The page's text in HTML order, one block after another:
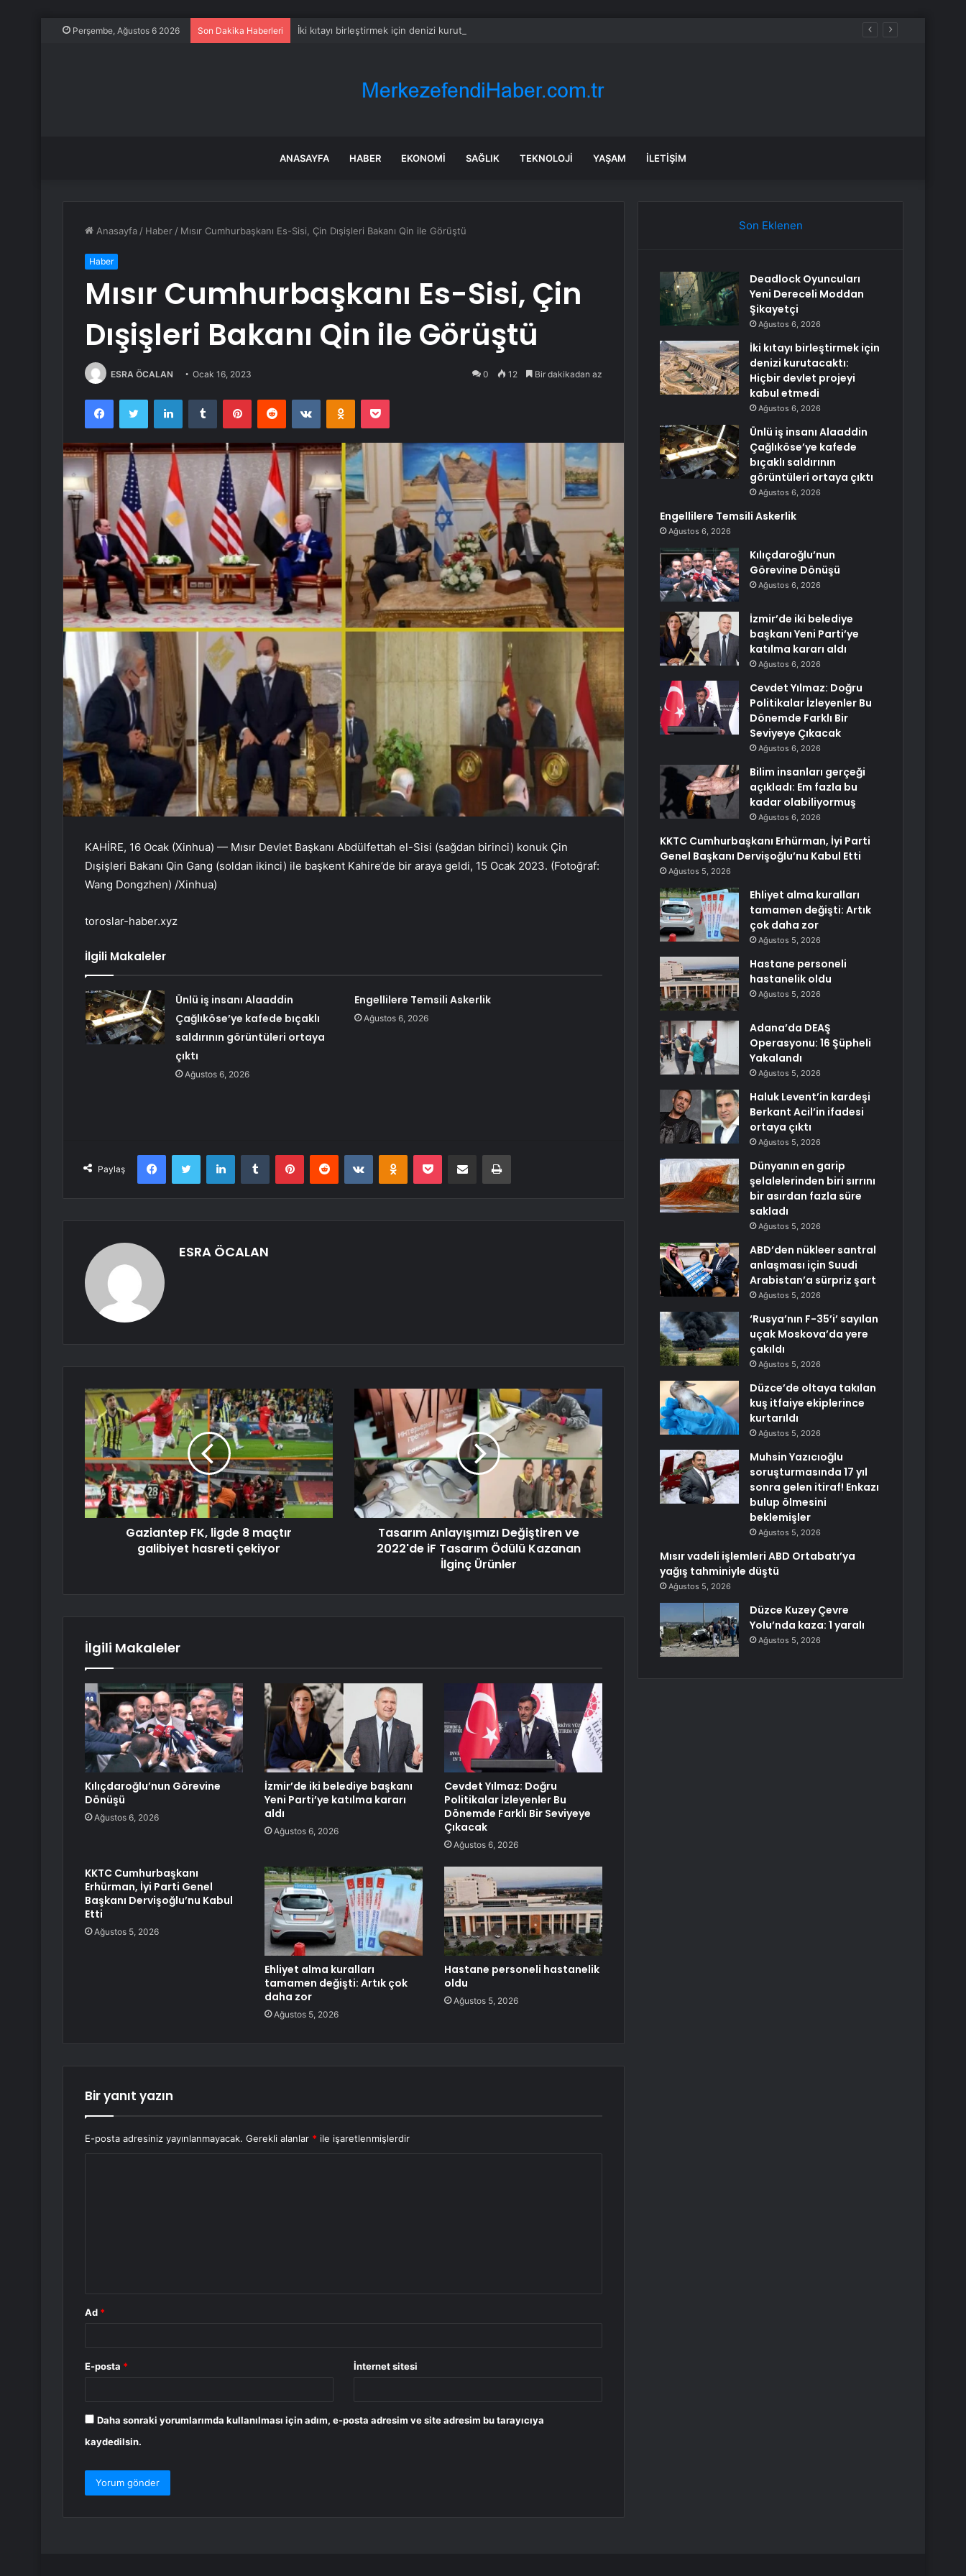
Perşembe, Ağustos 6 2026 Son Dakika Haberleri İki kıtayı birleştirmek için denizi kurutacaktı: Hiçbir devlet projeyi kabul etmedi
ANASAYFA HABER EKONOMI SAĞLIK TEKNOLOJI YAŞAM İLETIŞIM
Anasayfa / Haber / Mısır Cumhurbaşkanı Es-Sisi, Çin Dışişleri Bakanı Qin ile Görüştü
Haber
Mısır Cumhurbaşkanı Es-Sisi, Çin
Dışişleri Bakanı Qin ile Görüştü
ESRA ÖCALAN Ocak 16, 2023 0 12 Bir dakikadan az
FacebookTwitter LinkedInTumblr PinterestReddit VKontakteOdnoklassniki
Pocket
KAHİRE, 16 Ocak (Xinhua) — Mısır Devlet Başkanı Abdülfettah el-Sisi (sağdan birinci) konuk Çin
Dışişleri Bakanı Qin Gang (soldan ikinci) ile başkent Kahire’de bir araya geldi, 15 Ocak 2023. (Fotoğraf:
Wang Dongzhen) /Xinhua)
toroslar-haber.xyz
İlgili Makaleler
Ünlü iş insanı Alaaddin
Çağlıköse’ye kafede bıçaklı
saldırının görüntüleri ortaya
çıktı
Ağustos 6, 2026
Engellilere Temsili Askerlik
Ağustos 6, 2026
Paylaş
FacebookTwitter LinkedInTumblr PinterestReddit VKontakteOdnoklassniki
Pocket E-Posta ile paylaş Yazdır
ESRA ÖCALAN
Gaziantep FK, ligde 8 maçtır
galibiyet hasreti çekiyor
Tasarım Anlayışımızı Değiştiren ve
2022'de iF Tasarım Ödülü Kazanan
İlginç Ürünler
İlgili Makaleler
Kılıçdaroğlu’nun Görevine
Dönüşü
Ağustos 6, 2026
İzmir’de iki belediye başkanı
Yeni Parti’ye katılma kararı
aldı
Ağustos 6, 2026
Cevdet Yılmaz: Doğru
Politikalar İzleyenler Bu
Dönemde Farklı Bir Seviyeye
Çıkacak
Ağustos 6, 2026
KKTC Cumhurbaşkanı
Erhürman, İyi Parti Genel
Başkanı Dervişoğlu’nu Kabul
Etti
Ağustos 5, 2026
Ehliyet alma kuralları
tamamen değişti: Artık çok
daha zor
Ağustos 5, 2026
Hastane personeli hastanelik
oldu
Ağustos 5, 2026
Bir yanıt yazın
E-posta adresiniz yayınlanmayacak. Gerekli alanlar * ile işaretlenmişlerdir
Ad *
E-posta * İnternet sitesi
Daha sonraki yorumlarımda kullanılması için adım, e-posta adresim ve site adresim bu tarayıcıya
kaydedilsin.
Son Eklenen
Deadlock Oyuncuları
Yeni Dereceli Moddan
Şikayetçi
Ağustos 6, 2026
İki kıtayı birleştirmek için
denizi kurutacaktı:
Hiçbir devlet projeyi
kabul etmedi
Ağustos 6, 2026
Ünlü iş insanı Alaaddin
Çağlıköse’ye kafede
bıçaklı saldırının
görüntüleri ortaya çıktı
Ağustos 6, 2026
Engellilere Temsili Askerlik
Ağustos 6, 2026
Kılıçdaroğlu’nun
Görevine Dönüşü
Ağustos 6, 2026
İzmir’de iki belediye
başkanı Yeni Parti’ye
katılma kararı aldı
Ağustos 6, 2026
Cevdet Yılmaz: Doğru
Politikalar İzleyenler Bu
Dönemde Farklı Bir
Seviyeye Çıkacak
Ağustos 6, 2026
Bilim insanları gerçeği
açıkladı: Em fazla bu
kadar olabiliyormuş
Ağustos 6, 2026
KKTC Cumhurbaşkanı Erhürman, İyi Parti
Genel Başkanı Dervişoğlu’nu Kabul Etti
Ağustos 5, 2026
Ehliyet alma kuralları
tamamen değişti: Artık
çok daha zor
Ağustos 5, 2026
Hastane personeli
hastanelik oldu
Ağustos 5, 2026
Adana’da DEAŞ
Operasyonu: 16 Şüpheli
Yakalandı
Ağustos 5, 2026
Haluk Levent’in kardeşi
Berkant Acil’in ifadesi
ortaya çıktı
Ağustos 5, 2026
Dünyanın en garip
şelalelerinden biri sırrını
bir asırdan fazla süre
sakladı
Ağustos 5, 2026
ABD’den nükleer santral
anlaşması için Suudi
Arabistan’a sürpriz şart
Ağustos 5, 2026
‘Rusya’nın F-35’i’ sayılan
uçak Moskova’da yere
çakıldı
Ağustos 5, 2026
Düzce’de oltaya takılan
kuş itfaiye ekiplerince
kurtarıldı
Ağustos 5, 2026
Muhsin Yazıcıoğlu
soruşturmasında 17 yıl
sonra gelen itiraf! Enkazı
bulup ölmesini
beklemişler
Ağustos 5, 2026
Mısır vadeli işlemleri ABD Ortabatı’ya
yağış tahminiyle düştü
Ağustos 5, 2026
Düzce Kuzey Çevre
Yolu’nda kaza: 1 yaralı
Ağustos 5, 2026